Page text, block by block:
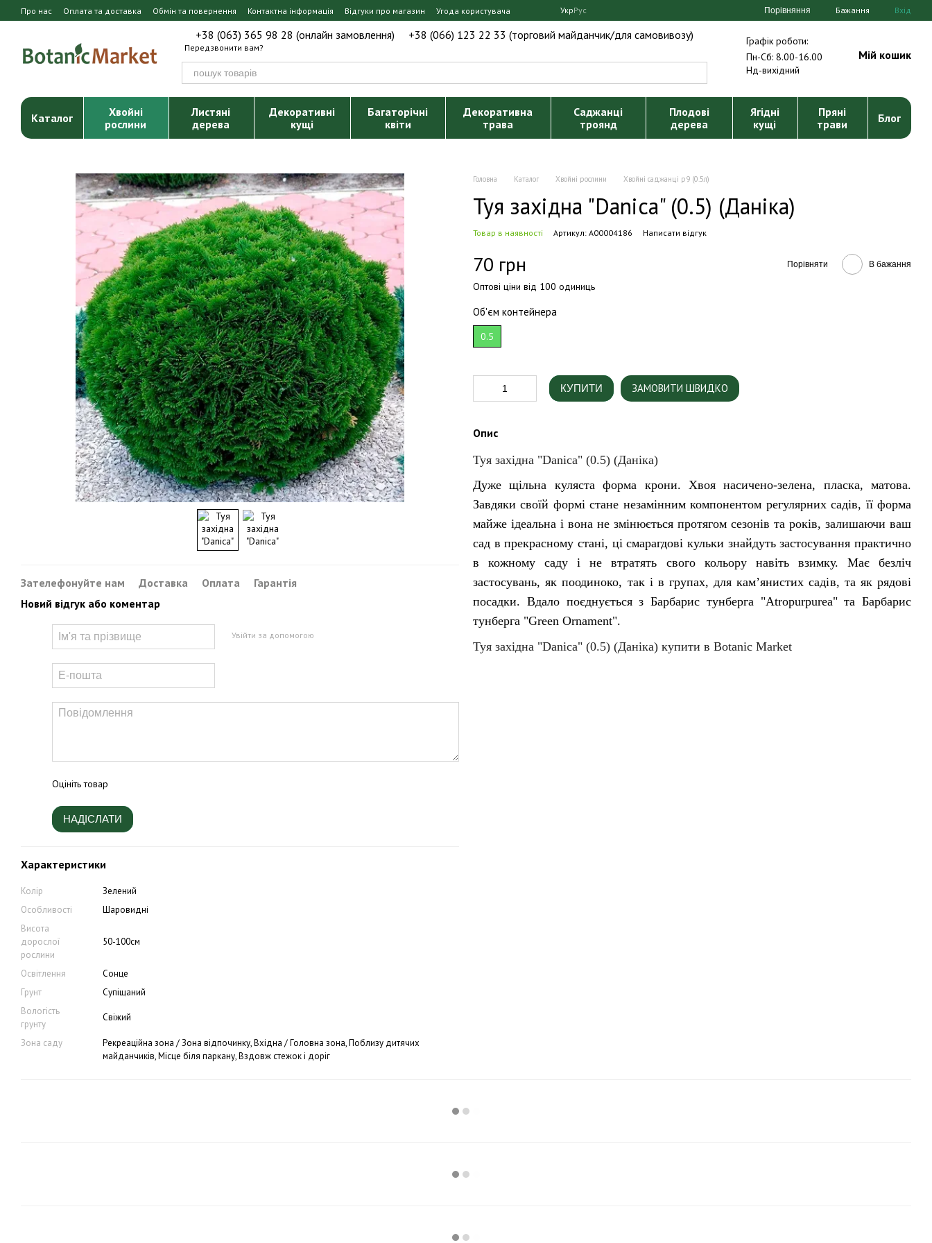
Перейти до основного контенту
Про нас Оплата та доставка Обмін та повернення Контактна інформація Відгуки про магазин Угода користувача УкрРус Порівняння Бажання Вхід
+38 (063) 365 98 28 (онлайн замовлення) +38 (066) 123 22 33 (торговий майданчик/для самовивозу)
Передзвонити вам?
Графік роботи:
Пн-Сб: 8.00-16.00
Нд-вихідний
Мій кошик
Каталог
Хвойні
рослини
Листяні
дерева
Декоративні
кущі
Багаторічні
квіти
Декоративна
трава
Саджанці
троянд
Плодові
дерева
Ягідні
кущі
Пряні
трави
Блог
Зателефонуйте нам Доставка Оплата
Гарантія
Новий відгук або коментар
Увійти за допомогою
Оцініть товар
НАДІСЛАТИ
Характеристики
Колір
Зелений
Особливості
Шаровидні
Висота
дорослої
рослини
50-100см
Освітлення
Сонце
Грунт
Супіщаний
Вологість
грунту
Свіжий
Зона саду
Рекреаційна зона / Зона відпочинку, Вхідна / Головна зона, Поблизу дитячих
майданчиків, Місце біля паркану, Вздовж стежок і доріг
Головна Каталог Хвойні рослини Хвойні саджанці р9 (0.5л)
Туя західна "Danica" (0.5) (Даніка)
Товар в наявності Артикул: А00004186 Написати відгук
70 грн Порівняти В бажання
Оптові ціни від 100 одиниць
Об'єм контейнера
0.5
КУПИТИ ЗАМОВИТИ ШВИДКО
Опис
Туя західна "Danica" (0.5) (Даніка)
Дуже щільна куляста форма крони. Хвоя насичено-зелена, пласка, матова.
Завдяки своїй формі стане незамінним компонентом регулярних садів, її форма
майже ідеальна і вона не змінюється протягом сезонів та років, залишаючи ваш
сад в прекрасному стані, ці смарагдові кульки знайдуть застосування практично
в кожному саду і не втратять свого кольору навіть взимку. Має безліч
застосувань, як поодиноко, так і в групах, для кам’янистих садів, та як рядові
посадки. Вдало поєднується з Барбарис тунберга "Atropurpurea" та Барбарис
тунберга "Green Ornament".
Туя західна "Danica" (0.5) (Даніка) купити в Botanic Market